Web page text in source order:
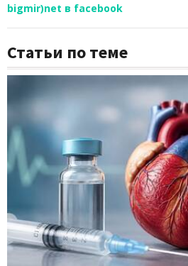
bigmir)net в facebook
Статьи по теме